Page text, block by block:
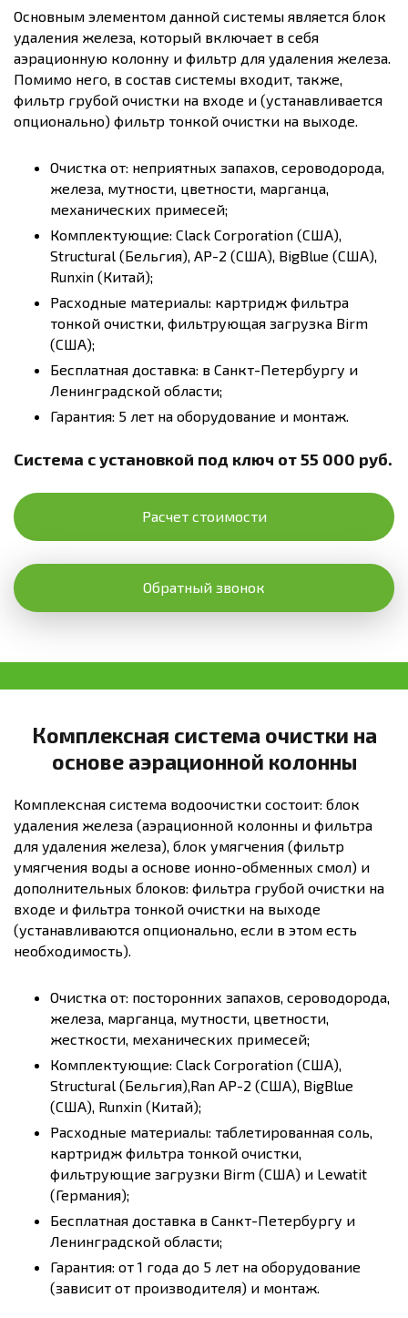
Основным элементом данной системы является блок
удаления железа, который включает в себя
аэрационную колонну и фильтр для удаления железа.
Помимо него, в состав системы входит, также,
фильтр грубой очистки на входе и (устанавливается
опционально) фильтр тонкой очистки на выходе.
Очистка от: неприятных запахов, сероводорода,
железа, мутности, цветности, марганца,
механических примесей;
Комплектующие: Clack Corporation (США),
Structural (Бельгия), AP-2 (США), BigBlue (США),
Runxin (Китай);
Расходные материалы: картридж фильтра
тонкой очистки, фильтрующая загрузка Birm
(США);
Бесплатная доставка: в Санкт-Петербургу и
Ленинградской области;
Гарантия: 5 лет на оборудование и монтаж.
Система с установкой под ключ от 55 000 руб.
Расчет стоимости
Обратный звонок
Комплексная система очистки на
основе аэрационной колонны
Комплексная система водоочистки состоит: блок
удаления железа (аэрационной колонны и фильтра
для удаления железа), блок умягчения (фильтр
умягчения воды а основе ионно-обменных смол) и
дополнительных блоков: фильтра грубой очистки на
входе и фильтра тонкой очистки на выходе
(устанавливаются опционально, если в этом есть
необходимость).
Очистка от: посторонних запахов, сероводорода,
железа, марганца, мутности, цветности,
жесткости, механических примесей;
Комплектующие: Clack Corporation (США),
Structural (Бельгия),Ran AP-2 (США), BigBlue
(США), Runxin (Китай);
Расходные материалы: таблетированная соль,
картридж фильтра тонкой очистки,
фильтрующие загрузки Birm (США) и Lewatit
(Германия);
Бесплатная доставка в Санкт-Петербургу и
Ленинградской области;
Гарантия: от 1 года до 5 лет на оборудование
(зависит от производителя) и монтаж.